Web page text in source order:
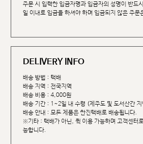
주문 시 입력한 입금자명과 입금자의 성명이 반드
일 이내로 입금을 하셔야 하며 입금되지 않은 주문
DELIVERY INFO
배송 방법 : 택배
배송 지역 : 전국지역
배송 비용 : 4,000원
배송 기간 : 1~2일 내 수령 (제주도 및 도서산간
배송 안내 : 모든 제품은 한진택배로 배송됩니다.
※기타 : 택배가 아닌, 퀵 이용 가능하며 고객센터
능합니다.